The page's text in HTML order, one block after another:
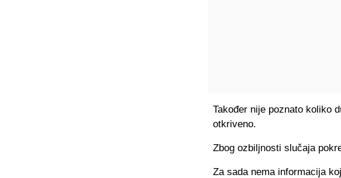
Također nije poznato koliko
otkriveno.
Zbog ozbiljnosti slučaja
Za sada nema informacija